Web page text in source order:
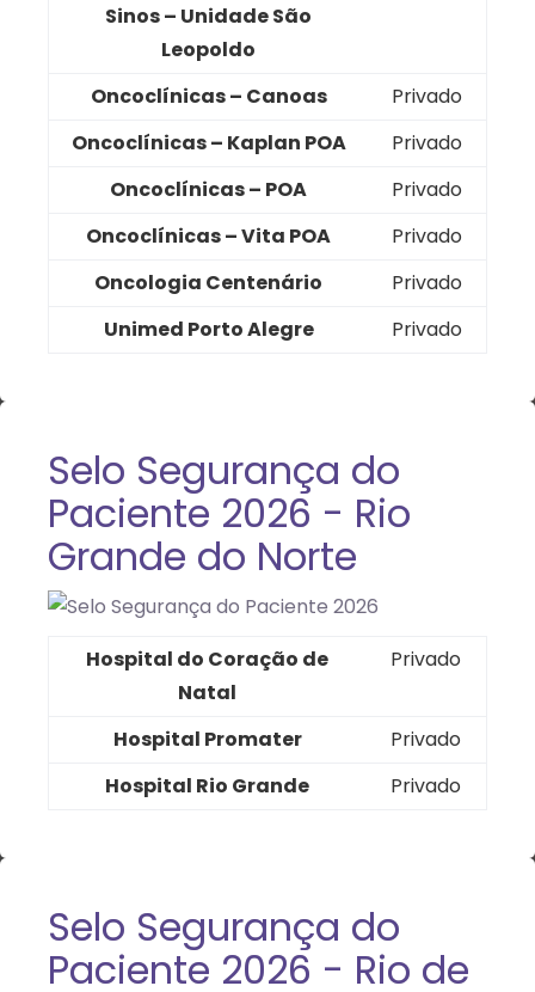
Sinos – Unidade São
Leopoldo
Oncoclínicas – Canoas
Privado
Oncoclínicas – Kaplan POA
Privado
Oncoclínicas – POA
Privado
Oncoclínicas – Vita POA
Privado
Oncologia Centenário
Privado
Unimed Porto Alegre
Privado
Selo Segurança do
Paciente 2026 - Rio
Grande do Norte
Hospital do Coração de
Natal
Privado
Hospital Promater
Privado
Hospital Rio Grande
Privado
Selo Segurança do
Paciente 2026 - Rio de